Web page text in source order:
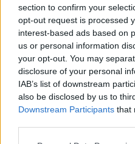
section to confirm your
opt-out request is processed
interest-based ads based on
us or personal information
your opt-out. You may
disclosure of your personal
IAB’s list of downstream
also be disclosed by us to
Downstream Participants that